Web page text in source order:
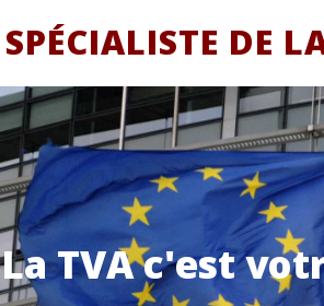
SPÉCIALISTE DE
La TVA c'est